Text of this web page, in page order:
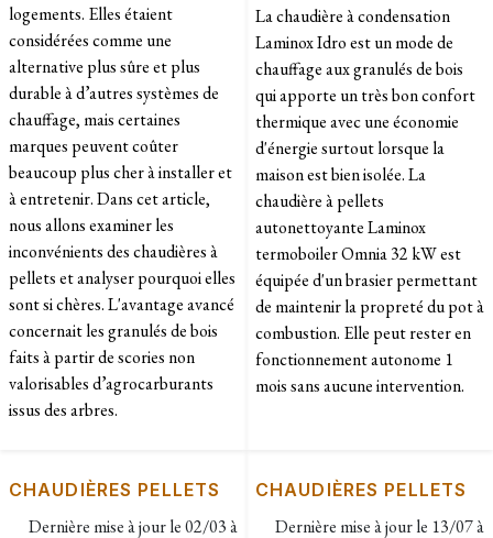
logements. Elles étaient
considérées comme une
alternative plus sûre et plus
durable à d’autres systèmes de
chauffage, mais certaines
marques peuvent coûter
beaucoup plus cher à installer et
à entretenir. Dans cet article,
nous allons examiner les
inconvénients des chaudières à
pellets et analyser pourquoi elles
sont si chères. L'avantage avancé
concernait les granulés de bois
faits à partir de scories non
valorisables d’agrocarburants
issus des arbres.
La chaudière à condensation
Laminox Idro est un mode de
chauffage aux granulés de bois
qui apporte un très bon confort
thermique avec une économie
d'énergie surtout lorsque la
maison est bien isolée. La
chaudière à pellets
autonettoyante Laminox
termoboiler Omnia 32 kW est
équipée d'un brasier permettant
de maintenir la propreté du pot à
combustion. Elle peut rester en
fonctionnement autonome 1
mois sans aucune intervention.
CHAUDIÈRES PELLETS
Dernière mise à jour le02/03 à
CHAUDIÈRES PELLETS
Dernière mise à jour le 13/07 à